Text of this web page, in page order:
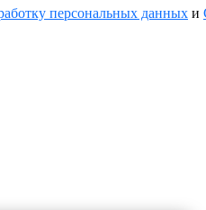
персональных данных и